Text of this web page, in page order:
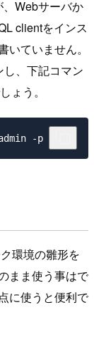
Webサーバか
clientをインス
ていません。
、下記コマン
ょう。
環境の雛形を
まま使う事はで
に使うと便利で